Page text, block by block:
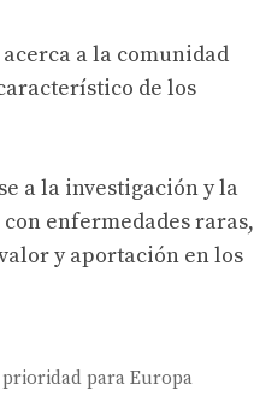
a la comunidad
de los
a la investigación y la
enfermedades raras,
y aportación en los
para Europa